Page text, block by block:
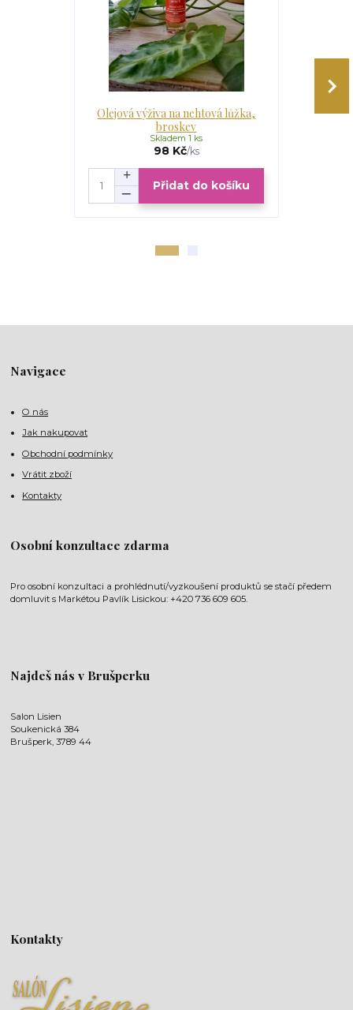
Olejová výživa na nehtová lůžka,
broskev
98 Kč/ks
Skladem 1 ks
Přidat do košíku
Olejová
Navigace
O nás
Jak nakupovat
Obchodní podmínky
Vrátit zboží
Kontakty
Osobní konzultace zdarma
Pro osobní konzultaci a prohlédnutí/vyzkoušení produktů se stačí předem
domluvit s Markétou Pavlík Lisickou: +420 736 609 605.
Najdeš nás v Brušperku
Salon Lisien
Soukenická 384
Brušperk, 3789 44
Kontakty